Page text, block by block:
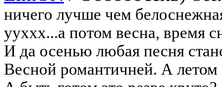
ничего лучше чем
ууххх...а потом весна, время
И да осенью любая песня
Весной романтичней. А летом